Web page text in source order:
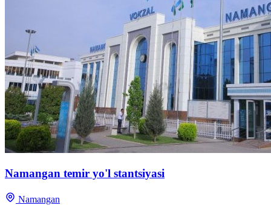
Namangan temir yo'l stantsiyasi
Namangan